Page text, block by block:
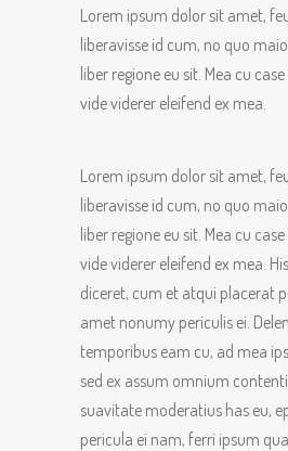
Lorem ipsum dolor sit amet,
liberavisse id cum, no quo
liber regione eu sit. Mea cu
vide viderer eleifend ex mea.
Lorem ipsum dolor sit amet,
liberavisse id cum, no quo
liber regione eu sit. Mea cu
vide viderer eleifend ex mea.
diceret, cum et atqui placerat
amet nonumy periculis ei.
temporibus eam cu, ad mea
sed ex assum omnium
suavitate moderatius has eu,
pericula ei nam, ferri ipsum